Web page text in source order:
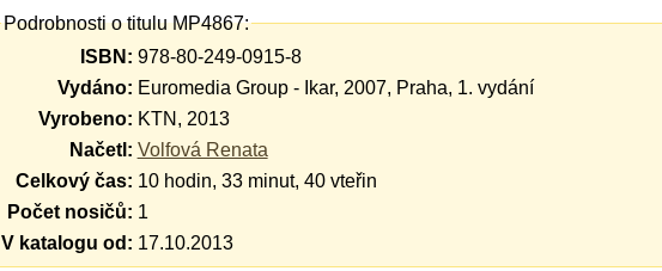
Podrobnosti o titulu MP4867:
ISBN: 978-80-249-0915-8
Vydáno: Euromedia Group - Ikar, 2007, Praha, 1. vydání
Vyrobeno: KTN, 2013
Načetl: Volfová Renata
Celkový čas: 10 hodin, 33 minut, 40 vteřin
Počet nosičů: 1
V katalogu od: 17.10.2013